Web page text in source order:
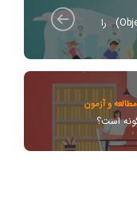
۶ کاربرد تشخیص اشیا (Object Detection) را
و آزمون
است؟